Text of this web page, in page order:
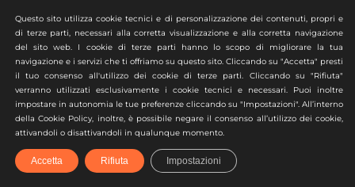
MatteoRizzo
Questo sito utilizza cookie tecnici e di personalizzazione dei contenuti, propri e
di terze parti, necessari alla corretta visualizzazione e alla corretta navigazione
del sito web. I cookie di terze parti hanno lo scopo di migliorare la tua
navigazione e i servizi che ti offriamo su questo sito. Cliccando su "Accetta" presti
il tuo consenso all'utilizzo dei cookie di terze parti. Cliccando su "Rifiuta"
verranno utilizzati esclusivamente i cookie tecnici e necessari. Puoi inoltre
impostare in autonomia le tue preferenze cliccando su "Impostazioni". All’interno
della Cookie Policy, inoltre, è possibile negare il consenso all’utilizzo dei cookie,
attivandoli o disattivandoli in qualunque momento.
Accetta Rifiuta Impostazioni